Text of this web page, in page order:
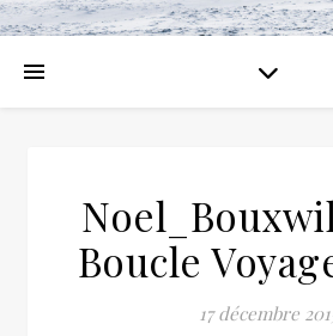
Boucle
17 décembre